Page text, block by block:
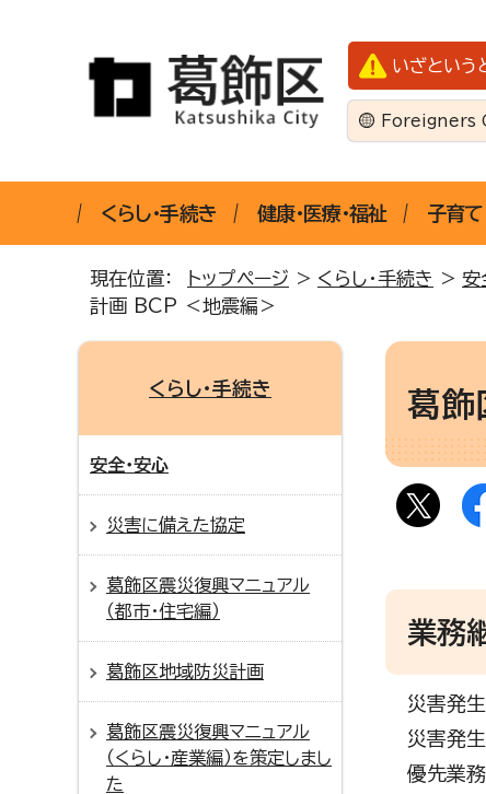
いざという
Foreigners
くらし・手続き 健康・医療・福祉 子育て
現在位置： トップページ > くらし・手続き > 安
計画 BCP ＜地震編＞
葛飾
業務
災害発
災害発
優先業
くらし・手続き
安全・安心
災害に備えた協定
葛飾区震災復興マニュアル
（都市・住宅編）
葛飾区地域防災計画
葛飾区震災復興マニュアル
（くらし・産業編）を策定しまし
た